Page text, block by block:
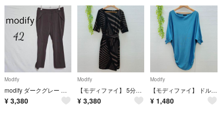
Modify
modify ダークグレー スリムフィットパンツ 42
¥ 3,380
Modify
【モディファイ】 5分袖ワンピース インナーキャミ ウエスト切り替え ベルト付き
¥ 3,380
Modify
【モディファイ】 ドルマンニット ボートネック 寒色系 （L） シルク 絹混
¥ 1,480